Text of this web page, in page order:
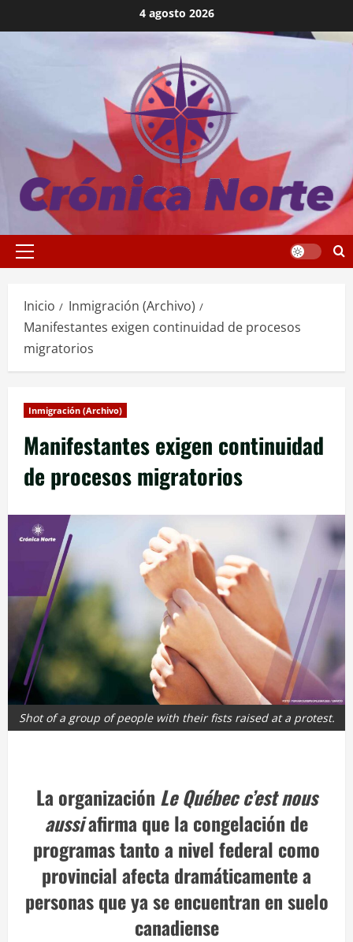
al
4 agosto 2026
Menú
Inicio
Inmigración (Archivo)
Manifestantes exigen continuidad de procesos
migratorios
Inmigración (Archivo)
Manifestantes exigen continuidad
de procesos migratorios
Shot of a group of people with their fists raised at a protest.
La organización Le Québec c’est nous
aussiafirma que la congelación de
programas tanto a nivel federal como
provincial afecta dramáticamente a
personas que ya se encuentran en suelo
canadiense